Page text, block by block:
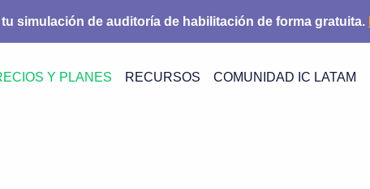
tu simulación de auditoría de habilitación de forma gratuita.
Y PLANES RECURSOS COMUNIDAD IC LATAM